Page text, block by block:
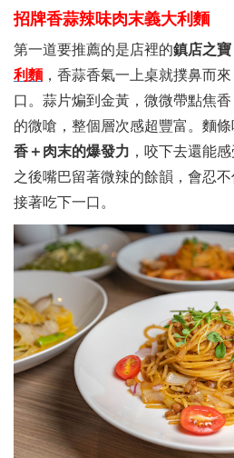
招牌香蒜辣味肉末義大利麵
第一道要推薦的是店裡的鎮店之寶
利麵 ，香蒜香氣一上桌就撲鼻而
口。蒜片煸到金黃，微微帶點焦
的微嗆，整個層次感超豐富。麵
香＋肉末的爆發力 ，咬下去還能
之後嘴巴留著微辣的餘韻，會忍
接著吃下一口。